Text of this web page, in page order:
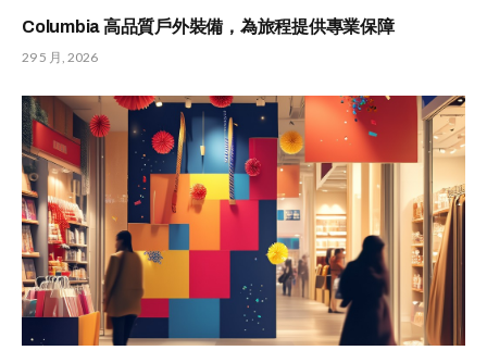
Columbia 高品質戶外裝備，為旅程提供專業保障
29 5 月, 2026